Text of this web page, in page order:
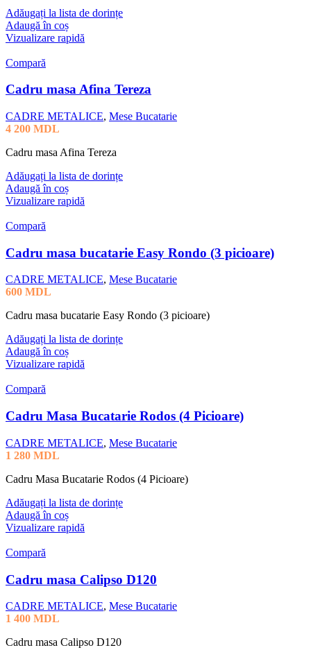
Adăugați la lista de dorințe
Adaugă în coș
Vizualizare rapidă
Compară
Cadru masa Afina Tereza
CADRE METALICE, Mese Bucatarie
4 200 MDL
Cadru masa Afina Tereza
Adăugați la lista de dorințe
Adaugă în coș
Vizualizare rapidă
Compară
Cadru masa bucatarie Easy Rondo (3 picioare)
CADRE METALICE, Mese Bucatarie
600 MDL
Cadru masa bucatarie Easy Rondo (3 picioare)
Adăugați la lista de dorințe
Adaugă în coș
Vizualizare rapidă
Compară
Cadru Masa Bucatarie Rodos (4 Picioare)
CADRE METALICE, Mese Bucatarie
1 280 MDL
Cadru Masa Bucatarie Rodos (4 Picioare)
Adăugați la lista de dorințe
Adaugă în coș
Vizualizare rapidă
Compară
Cadru masa Calipso D120
CADRE METALICE, Mese Bucatarie
1 400 MDL
Cadru masa Calipso D120